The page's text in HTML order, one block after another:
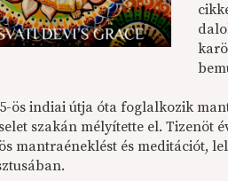
ös indiai útja óta foglalkozik
szakán mélyítette el. Tizenöt
mantraéneklést és meditációt,